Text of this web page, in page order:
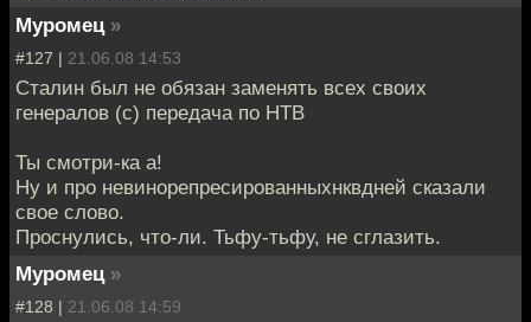
Муромец »
#127 | 21.06.08 14:53
Сталин был не обязан заменять всех своих
генералов (с) передача по НТВ
Ты смотри-ка а!
Ну и про невинорепресированныхнквдней сказали
свое слово.
Проснулись, что-ли. Тьфу-тьфу, не сглазить.
Муромец »
#128 | 21.06.08 14:59